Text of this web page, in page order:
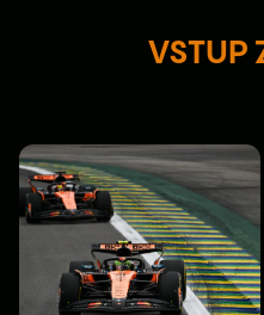
VSTUP